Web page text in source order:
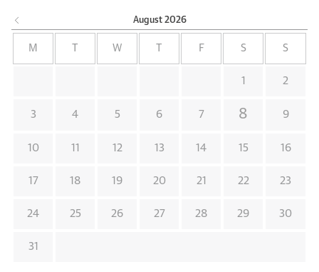
August 2026
M W F S S
1 2
3 4 5 6 7 8 9
10 11 12 13 14 15 16
17 18 19 20 21 22 23
24 25 26 27 28 29 30
31